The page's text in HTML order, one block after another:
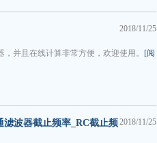
2018/11/25
并且在线计算非常方便，欢迎使用。 [阅
2018/11/25
波器截止频率_RC截止频